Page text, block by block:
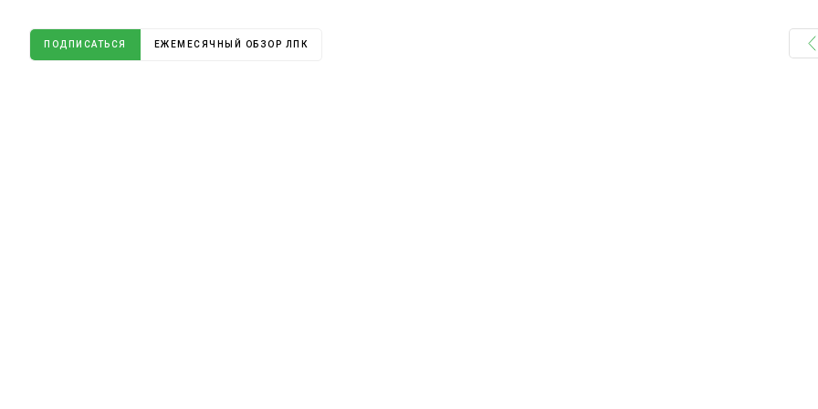
ПОДПИСАТЬСЯ ЕЖЕМЕСЯЧНЫЙ ОБЗОР ЛПК